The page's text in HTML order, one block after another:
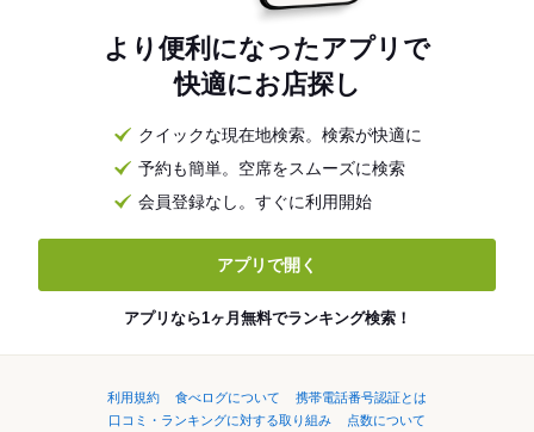
より便利になったアプリで
快適にお店探し
クイックな現在地検索。検索が快適に
予約も簡単。空席をスムーズに検索
会員登録なし。すぐに利用開始
アプリで開く
アプリなら1ヶ月無料でランキング検索！
利用規約 食べログについて
携帯電話番号認証とは
口コミ・ランキングに対する取り組み
点数について